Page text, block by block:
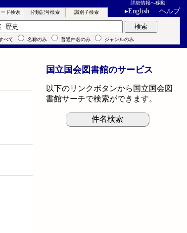
詳細情報へ移動
▸English ヘルプ
ド検索 分類記号検索 識別子検索
ード検索 検索
べて 名称のみ 普通件名のみ ジャンルのみ
国立国会図書館のサービス
以下のリンクボタンから国立国会図
書館サーチで検索ができます。
件名検索